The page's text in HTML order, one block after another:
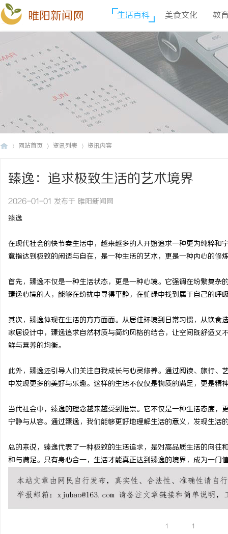
睢阳新闻网 生活百科 美食文化 教
网站首页 资讯列表 资讯内容
臻逸：追求极致生活的艺术境界
2026-01-01 发布于 睢阳新闻网
臻逸
在现代社会的快节奏生活中，越来越多的人开始追求一种更为纯粹
意指达到极致的闲适与自在，是一种生活的艺术，更是一种内心的修
首先，臻逸不仅是一种生活状态，更是一种心境。它强调在纷繁复
臻逸心境的人，能够在纷扰中寻得平静，在忙碌中找到属于自己的呼
其次，臻逸体现在生活的方方面面。从居住环境到日常习惯，从饮
家居设计中，臻逸追求自然材质与简约风格的结合，让空间既舒适
鲜与营养的均衡。
此外，臻逸还引导人们关注自我成长与心灵修养。通过阅读、旅行
中发现更多的美好与乐趣。这样的生活不仅仅是物质的满足，更是精
当代社会中，臻逸的理念越来越受到推崇。它不仅是一种生活态度
宁静与从容。通过臻逸，我们能够更好地理解生活的意义，发现生活
总的来说，臻逸代表了一种极致的生活追求，是对高品质生活的向
和与满足。只有身心合一，生活才能真正达到臻逸的境界，成为一门
1 1
武汉配眼镜 上海配眼镜